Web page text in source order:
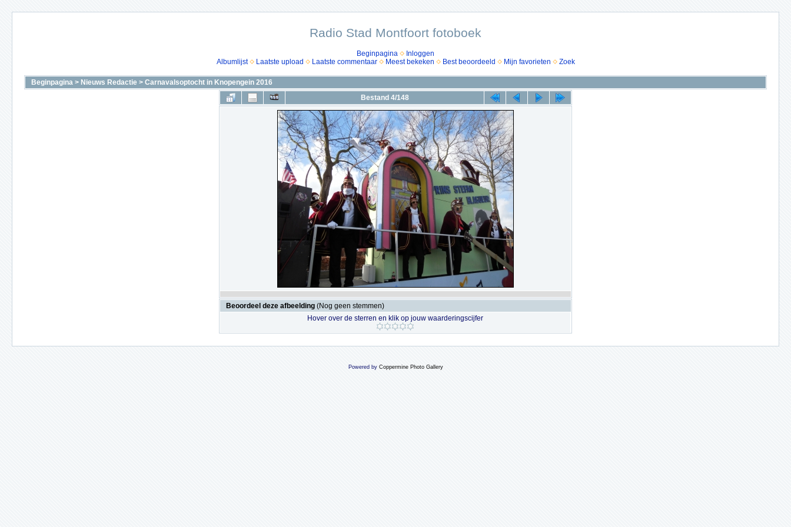
Radio Stad Montfoort fotoboek
Beginpagina
Inloggen
Albumlijst
Laatste upload Laatste commentaar Meest bekeken Best beoordeeld Mijn favorieten Zoek
Beginpagina > Nieuws Redactie > Carnavalsoptocht in Knopengein 2016
Bestand 4/148
Beoordeel deze afbeelding (Nog geen stemmen)
Hover over de sterren en klik op jouw waarderingscijfer
Powered by Coppermine Photo Gallery